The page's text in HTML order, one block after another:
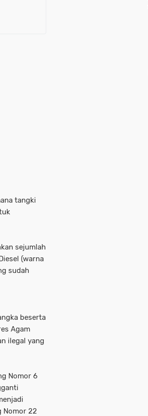
tangki
sejumlah
(warna
sudah
beserta
Agam
ilegal yang
Nomor 6
Nomor 22